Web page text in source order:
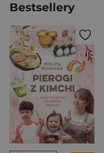
Bestsellery